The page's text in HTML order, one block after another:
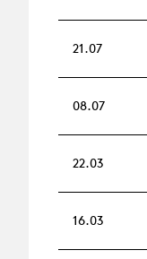
21.07
08.07
22.03
16.03